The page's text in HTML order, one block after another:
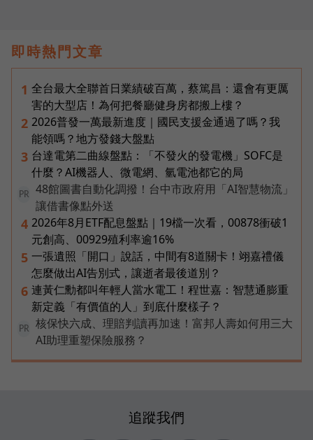
即時熱門文章
1 全台最大全聯首日業績破百萬，蔡篤昌：還會有更厲
害的大型店！為何把餐廳健身房都搬上樓？
2 2026普發一萬最新進度｜國民支援金通過了嗎？我
能領嗎？地方發錢大盤點
3 台達電第二曲線盤點：「不發火的發電機」SOFC是
什麼？AI機器人、微電網、氫電池都它的局
PR
48館圖書自動化調撥！台中市政府用「AI智慧物流」
讓借書像點外送
4 2026年8月ETF配息盤點｜19檔一次看，00878衝破1
元創高、00929殖利率逾16%
5 一張遺照「開口」說話，中間有8道關卡！翊嘉禮儀
怎麼做出AI告別式，讓逝者最後道別？
6 連黃仁勳都叫年輕人當水電工！程世嘉：智慧通膨重
新定義「有價值的人」到底什麼樣子？
PR
核保快六成、理賠判讀再加速！富邦人壽如何用三大
AI助理重塑保險服務？
追蹤我們